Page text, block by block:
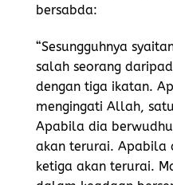
bersabda:
“Sesungguhnya
salah seorang
dengan tiga ikatan.
mengingati Allah,
Apabila dia
akan terurai. Apabila
ketiga akan terurai.